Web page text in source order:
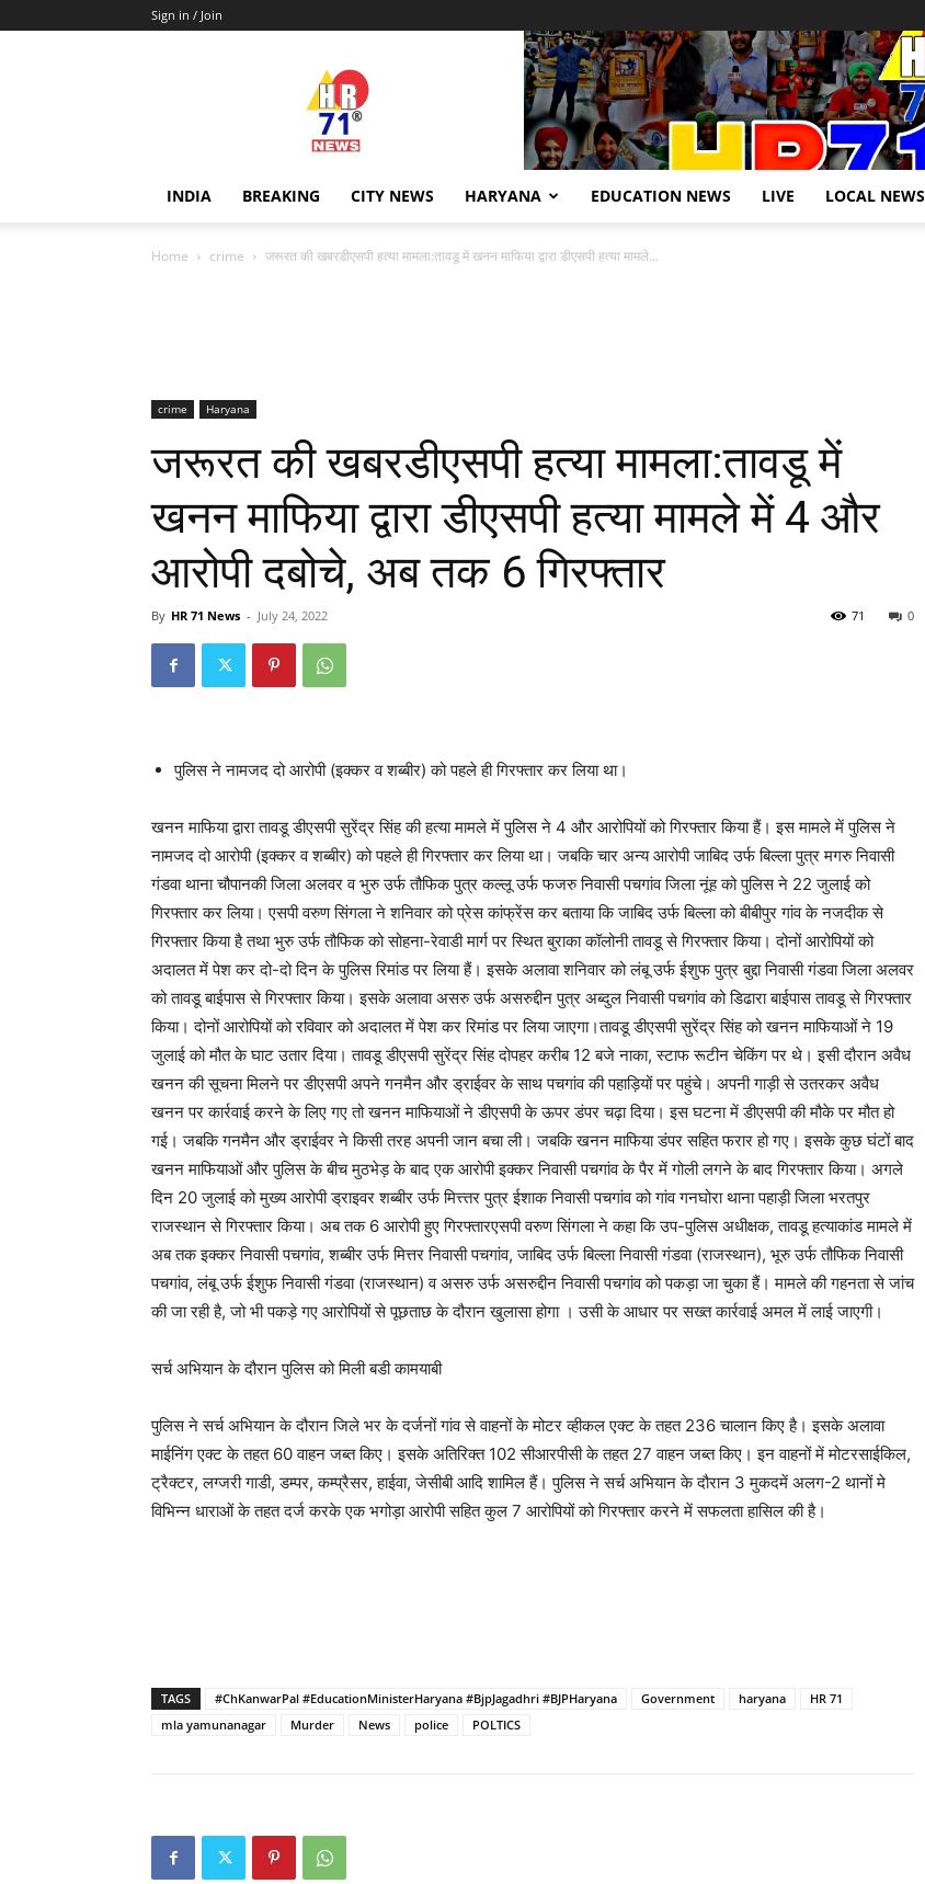
Sign in / Join
Hr71news
INDIA BREAKING CITY NEWS HARYANA EDUCATION NEWS LIVE LOCAL NEWS
Home crime जरूरत की खबरडीएसपी हत्या मामला:तावडू में खनन माफिया द्वारा डीएसपी हत्या मामले...
crime Haryana
जरूरत की खबरडीएसपी हत्या मामला:तावडू में
खनन माफिया द्वारा डीएसपी हत्या मामले में 4 और
आरोपी दबोचे, अब तक 6 गिरफ्तार
By HR 71 News - July 24, 2022 0
71
पुलिस ने नामजद दो आरोपी (इक्कर व शब्बीर) को पहले ही गिरफ्तार कर लिया था।
खनन माफिया द्वारा तावडू डीएसपी सुरेंद्र सिंह की हत्या मामले में पुलिस ने 4 और आरोपियों को गिरफ्तार किया हैं। इस मामले में पुलिस ने
नामजद दो आरोपी (इक्कर व शब्बीर) को पहले ही गिरफ्तार कर लिया था। जबकि चार अन्य आरोपी जाबिद उर्फ बिल्ला पुत्र मगरु निवासी
गंडवा थाना चौपानकी जिला अलवर व भुरु उर्फ तौफिक पुत्र कल्लू उर्फ फजरु निवासी पचगांव जिला नूंह को पुलिस ने 22 जुलाई को
गिरफ्तार कर लिया। एसपी वरुण सिंगला ने शनिवार को प्रेस कांफ्रेंस कर बताया कि जाबिद उर्फ बिल्ला को बीबीपुर गांव के नजदीक से
गिरफ्तार किया है तथा भुरु उर्फ तौफिक को सोहना-रेवाडी मार्ग पर स्थित बुराका कॉलोनी तावडू से गिरफ्तार किया। दोनों आरोपियों को
अदालत में पेश कर दो-दो दिन के पुलिस रिमांड पर लिया हैं। इसके अलावा शनिवार को लंबू उर्फ ईशुफ पुत्र बुद्दा निवासी गंडवा जिला अलवर
को तावडू बाईपास से गिरफ्तार किया। इसके अलावा असरु उर्फ असरुद्दीन पुत्र अब्दुल निवासी पचगांव को डिढारा बाईपास तावडू से गिरफ्तार
किया। दोनों आरोपियों को रविवार को अदालत में पेश कर रिमांड पर लिया जाएगा।तावडू डीएसपी सुरेंद्र सिंह को खनन माफियाओं ने 19
जुलाई को मौत के घाट उतार दिया। तावडू डीएसपी सुरेंद्र सिंह दोपहर करीब 12 बजे नाका, स्टाफ रूटीन चेकिंग पर थे। इसी दौरान अवैध
खनन की सूचना मिलने पर डीएसपी अपने गनमैन और ड्राईवर के साथ पचगांव की पहाड़ियों पर पहुंचे। अपनी गाड़ी से उतरकर अवैध
खनन पर कार्रवाई करने के लिए गए तो खनन माफियाओं ने डीएसपी के ऊपर डंपर चढ़ा दिया। इस घटना में डीएसपी की मौके पर मौत हो
गई। जबकि गनमैन और ड्राईवर ने किसी तरह अपनी जान बचा ली। जबकि खनन माफिया डंपर सहित फरार हो गए। इसके कुछ घंटों बाद
खनन माफियाओं और पुलिस के बीच मुठभेड़ के बाद एक आरोपी इक्कर निवासी पचगांव के पैर में गोली लगने के बाद गिरफ्तार किया। अगले
दिन 20 जुलाई को मुख्य आरोपी ड्राइवर शब्बीर उर्फ मित्त्तर पुत्र ईशाक निवासी पचगांव को गांव गनघोरा थाना पहाड़ी जिला भरतपुर
राजस्थान से गिरफ्तार किया। अब तक 6 आरोपी हुए गिरफ्तारएसपी वरुण सिंगला ने कहा कि उप-पुलिस अधीक्षक, तावडू हत्याकांड मामले में
अब तक इक्कर निवासी पचगांव, शब्बीर उर्फ मित्तर निवासी पचगांव, जाबिद उर्फ बिल्ला निवासी गंडवा (राजस्थान), भूरु उर्फ तौफिक निवासी
पचगांव, लंबू उर्फ ईशुफ निवासी गंडवा (राजस्थान) व असरु उर्फ असरुद्दीन निवासी पचगांव को पकड़ा जा चुका हैं। मामले की गहनता से जांच
की जा रही है, जो भी पकड़े गए आरोपियों से पूछताछ के दौरान खुलासा होगा । उसी के आधार पर सख्त कार्रवाई अमल में लाई जाएगी।
सर्च अभियान के दौरान पुलिस को मिली बडी कामयाबी
पुलिस ने सर्च अभियान के दौरान जिले भर के दर्जनों गांव से वाहनों के मोटर व्हीकल एक्ट के तहत 236 चालान किए है। इसके अलावा
माईनिंग एक्ट के तहत 60 वाहन जब्त किए। इसके अतिरिक्त 102 सीआरपीसी के तहत 27 वाहन जब्त किए। इन वाहनों में मोटरसाईकिल,
ट्रैक्टर, लग्जरी गाडी, डम्पर, कम्प्रैसर, हाईवा, जेसीबी आदि शामिल हैं। पुलिस ने सर्च अभियान के दौरान 3 मुकदमें अलग-2 थानों मे
विभिन्न धाराओं के तहत दर्ज करके एक भगोड़ा आरोपी सहित कुल 7 आरोपियों को गिरफ्तार करने में सफलता हासिल की है।
TAGS #ChKanwarPal #EducationMinisterHaryana #BjpJagadhri #BJPHaryana Government haryana
HR 71
mla yamunanagar
Murder News police POLTICS